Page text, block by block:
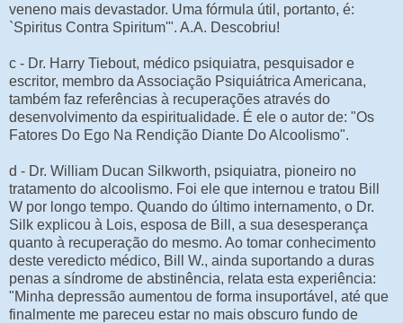
veneno mais devastador. Uma fórmula útil, portanto, é:
`Spiritus Contra Spiritum'". A.A. Descobriu!
c - Dr. Harry Tiebout, médico psiquiatra, pesquisador e
escritor, membro da Associação Psiquiátrica Americana,
também faz referências à recuperações através do
desenvolvimento da espiritualidade. É ele o autor de: "Os
Fatores Do Ego Na Rendição Diante Do Alcoolismo".
d - Dr. William Ducan Silkworth, psiquiatra, pioneiro no
tratamento do alcoolismo. Foi ele que internou e tratou Bill
W por longo tempo. Quando do último internamento, o Dr.
Silk explicou à Lois, esposa de Bill, a sua desesperança
quanto à recuperação do mesmo. Ao tomar conhecimento
deste veredicto médico, Bill W., ainda suportando a duras
penas a síndrome de abstinência, relata esta experiência:
"Minha depressão aumentou de forma insuportável, até que
finalmente me pareceu estar no mais obscuro fundo de